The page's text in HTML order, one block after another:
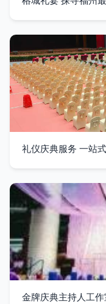
礼仪庆典服务 一站
金牌庆典主持人工